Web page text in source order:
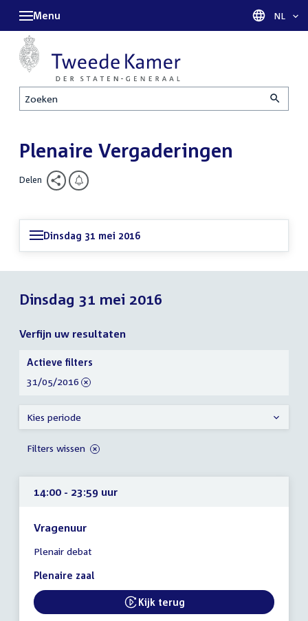
Zoeken
Menu Taal
NL
Plenaire Vergaderingen
Delen
Dinsdag 31 mei 2016
Dinsdag 31 mei 2016
Verfijn uw resultaten
14:00 - 23:59 uur
Vragenuur
vergadering
14:00
23:59
uur
Plenair debat
Plenaire zaal
External link:
Kijk terug
Verfijn
uw
resultaten
Actieve filters
verwijder
31/05/2016
Kies periode
Filters wissen